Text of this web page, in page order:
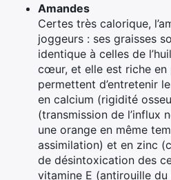
Amandes
Certes très calorique,
joggeurs : ses graisses
identique à celles de
cœur, et elle est riche en
permettent d’entretenir
en calcium (rigidité
(transmission de l’influx
une orange en même
assimilation) et en zinc
de désintoxication des
vitamine E (antirouille